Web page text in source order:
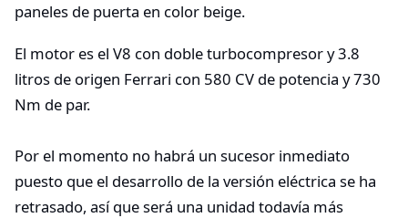
paneles de puerta en color beige.
El motor es el V8 con doble turbocompresor y 3.8
litros de origen Ferrari con 580 CV de potencia y 730
Nm de par.
Por el momento no habrá un sucesor inmediato
puesto que el desarrollo de la versión eléctrica se ha
retrasado, así que será una unidad todavía más